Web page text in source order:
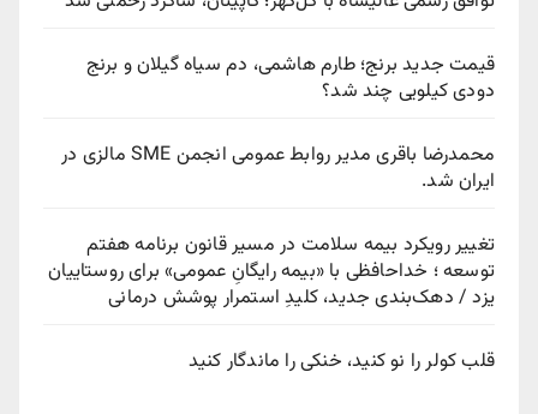
قیمت جدید برنج؛ طارم هاشمی، دم سیاه گیلان و برنج
دودی کیلویی چند شد؟
محمدرضا باقری مدیر روابط عمومی انجمن SME مالزی در
ایران شد.
تغییر رویکرد بیمه سلامت در مسیر قانون برنامه هفتم
توسعه ؛ خداحافظی با «بیمه رایگانِ عمومی» برای روستاییان
یزد / دهک‌بندی جدید، کلیدِ استمرار پوشش درمانی
قلب کولر را نو کنید، خنکی را ماندگار کنید